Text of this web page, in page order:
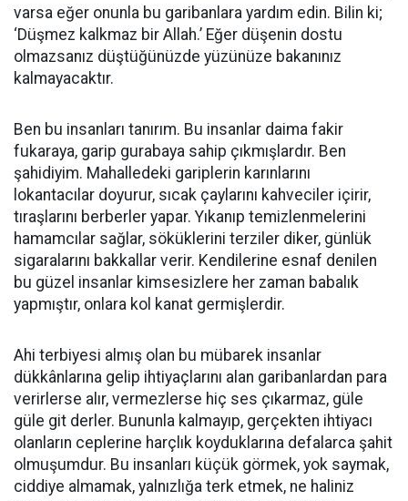
varsa eğer onunla bu garibanlara yardım edin. Bilin ki;
‘Düşmez kalkmaz bir Allah.’ Eğer düşenin dostu
olmazsanız düştüğünüzde yüzünüze bakanınız
kalmayacaktır.
Ben bu insanları tanırım. Bu insanlar daima fakir
fukaraya, garip gurabaya sahip çıkmışlardır. Ben
şahidiyim. Mahalledeki gariplerin karınlarını
lokantacılar doyurur, sıcak çaylarını kahveciler içirir,
tıraşlarını berberler yapar. Yıkanıp temizlenmelerini
hamamcılar sağlar, söküklerini terziler diker, günlük
sigaralarını bakkallar verir. Kendilerine esnaf denilen
bu güzel insanlar kimsesizlere her zaman babalık
yapmıştır, onlara kol kanat germişlerdir.
Ahi terbiyesi almış olan bu mübarek insanlar
dükkânlarına gelip ihtiyaçlarını alan garibanlardan para
verirlerse alır, vermezlerse hiç ses çıkarmaz, güle
güle git derler. Bununla kalmayıp, gerçekten ihtiyacı
olanların ceplerine harçlık koyduklarına defalarca şahit
olmuşumdur. Bu insanları küçük görmek, yok saymak,
ciddiye almamak, yalnızlığa terk etmek, ne haliniz